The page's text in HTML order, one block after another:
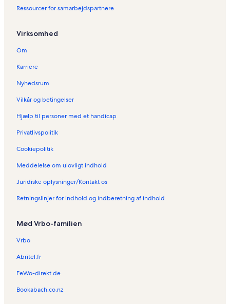
Ressourcer for samarbejdspartnere
Virksomhed
Om
Karriere
Nyhedsrum
Vilkår og betingelser
Hjælp til personer med et handicap
Privatlivspolitik
Cookiepolitik
Meddelelse om ulovligt indhold
Juridiske oplysninger/Kontakt os
Retningslinjer for indhold og indberetning af indhold
Mød Vrbo-familien
Vrbo
Abritel.fr
FeWo-direkt.de
Bookabach.co.nz